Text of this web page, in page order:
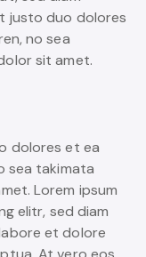
justo duo dolores
no sea
sit amet.
dolores et ea
sea takimata
Lorem ipsum
elitr, sed diam
et dolore